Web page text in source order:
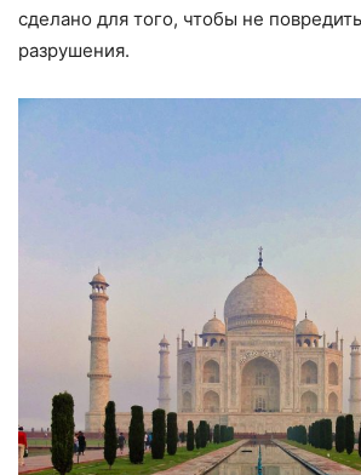
сделано для того, чтобы не
разрушения.